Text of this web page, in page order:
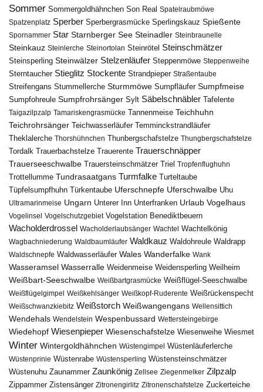
Sommer Sommergoldhähnchen Son Real Spatelraubmöwe
Spatzenplatz Sperber Sperbergrasmücke Sperlingskauz Spießente
Spornammer Star Starnberger See Steinadler Steinbraunelle
Steinkauz Steinlerche Steinortolan Steinrötel Steinschmätzer
Steinsperling Steinwälzer Stelzenläufer Steppenmöwe Steppenweihe
Sterntaucher Stieglitz Stockente Strandpieper Straßentaube
Streifengans Stummellerche Sturmmöwe Sumpfläufer Sumpfmeise
Sumpfohreule Sumpfrohrsänger Sylt Säbelschnäbler Tafelente
Taigazilpzalp Tamariskengrasmücke Tannenmeise Teichhuhn
Teichrohrsänger Teichwasserläufer Temminckstrandläufer
Theklalerche Thorshühnchen Thunbergschafstelze Thungbergschafstelze
Tordalk Trauerbachstelze Trauerente Trauerschnäpper
Trauerseeschwalbe Trauersteinschmätzer Triel Tropfenflughuhn
Trottellumme Tundrasaatgans Turmfalke Turteltaube
Tüpfelsumpfhuhn Türkentaube Uferschnepfe Uferschwalbe Uhu
Ultramarinmeise Ungarn Unterer Inn Unterfranken Urlaub Vogelhaus
Vogelinsel Vogelschutzgebiet Vogelstation Benediktbeuern
Wacholderdrossel Wacholderlaubsänger Wachtel Wachtelkönig
Wagbachniederung Waldbaumläufer Waldkauz Waldohreule Waldrapp
Waldschnepfe Waldwasserläufer Wales Wanderfalke Wank
Wasseramsel Wasserralle Weidenmeise Weidensperling Weilheim
Weißbart-Seeschwalbe Weißbartgrasmücke Weißflügel-Seeschwalbe
Weißflügelgimpel Weißkehlsänger Weißkopf-Ruderente Weißrückenspecht
Weißschwanzkiebitz Weißstorch Weißwangengans Wellensittich
Wendehals Wendelstein Wespenbussard Wettersteingebirge
Wiedehopf Wiesenpieper Wiesenschafstelze Wiesenweihe Wiesmet
Winter Wintergoldhähnchen Wüstengimpel Wüstenläuferlerche
Wüstenprinie Wüstenrabe Wüstensperling Wüstensteinschmätzer
Wüstenuhu Zaunammer Zaunkönig Zellsee Ziegenmelker Zilpzalp
Zippammer Zistensänger Zitronengirlitz Zitronenschafstelze Zuckerteiche